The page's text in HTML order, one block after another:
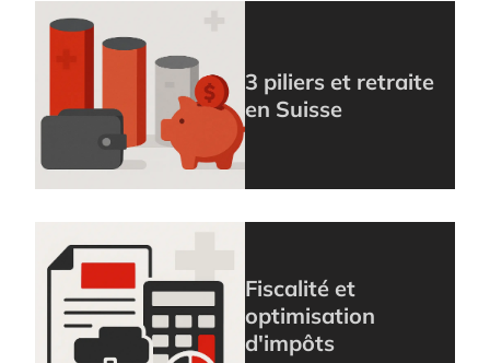
3 piliers et retraite
en Suisse
Fiscalité et
optimisation
d'impôts